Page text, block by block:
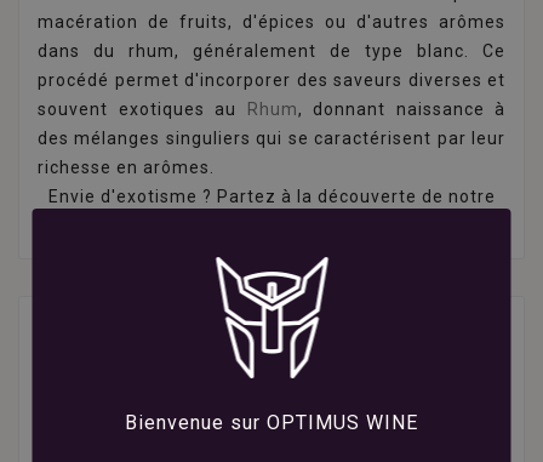
Bienvenue sur OPTIMUS WINE
macération de fruits, d'épices ou d'autres arômes
dans du rhum, généralement de type blanc. Ce
procédé permet d'incorporer des saveurs diverses et
souvent exotiques au
Rhum, donnant naissance à
des mélanges singuliers qui se caractérisent par leur
richesse en arômes.
Envie d'exotisme ? Partez à la découverte de notre
16 produits